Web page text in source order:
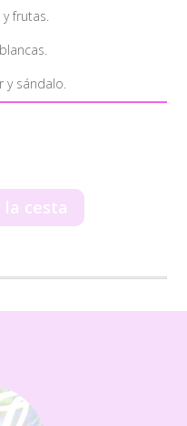
frutas.
y sándalo.
la cesta